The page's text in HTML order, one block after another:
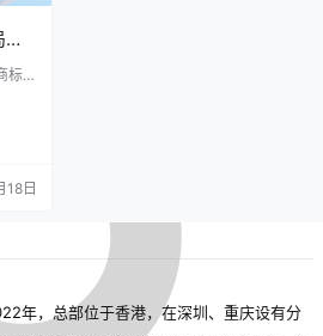
上
据
标总
商
”推
认
18日
年，总部位于香港，在深圳、重庆设有分